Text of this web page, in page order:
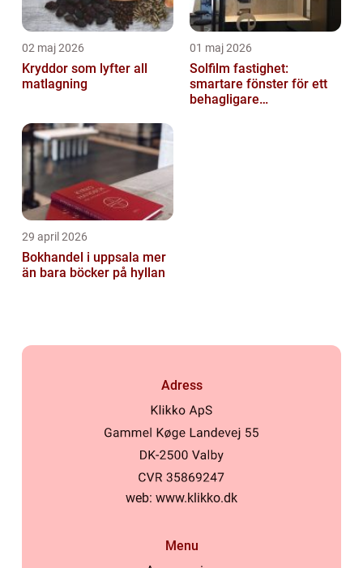
02 maj 2026
Kryddor som lyfter all
matlagning
01 maj 2026
Solfilm fastighet:
smartare fönster för ett
behagligare
29 april 2026
Bokhandel i uppsala mer
än bara böcker på hyllan
Adress
web: www.klikko.dk
Menu